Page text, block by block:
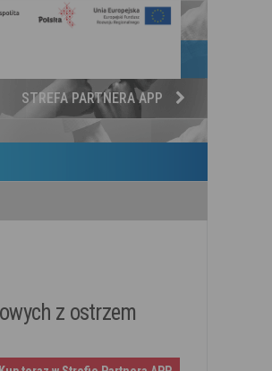
STREFA PARTNERA APP
z ostrzem